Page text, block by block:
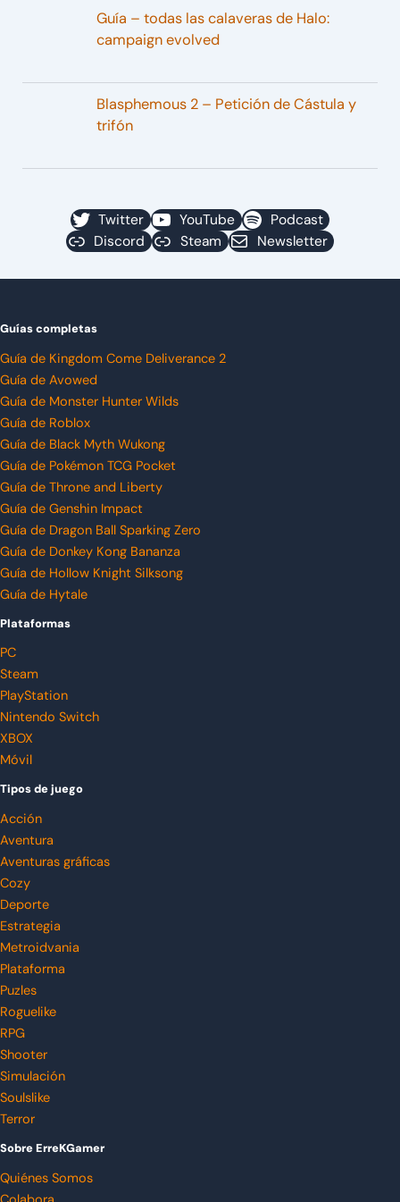
Guía – todas las calaveras de Halo:
campaign evolved
Blasphemous 2 – Petición de Cástula y
trifón
Twitter YouTube
Podcast
Discord
Steam Newsletter
Guías completas
Guía de Kingdom Come Deliverance 2
Guía de Avowed
Guía de Monster Hunter Wilds
Guía de Roblox
Guía de Black Myth Wukong
Guía de Pokémon TCG Pocket
Guía de Throne and Liberty
Guía de Genshin Impact
Guía de Dragon Ball Sparking Zero
Guía de Donkey Kong Bananza
Guía de Hollow Knight Silksong
Guía de Hytale
Plataformas
PC
Steam
PlayStation
Nintendo Switch
XBOX
Móvil
Tipos de juego
Acción
Aventura
Aventuras gráficas
Cozy
Deporte
Estrategia
Metroidvania
Plataforma
Puzles
Roguelike
RPG
Shooter
Simulación
Soulslike
Terror
Sobre ErreKGamer
Quiénes Somos